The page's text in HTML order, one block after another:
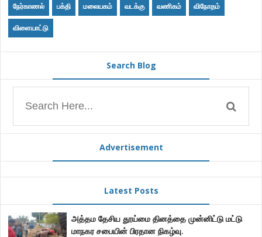
நேர்காணல் பக்தி மலையகம் வடக்கு வணிகம் விநோதம்
விளையாட்டு
Search Blog
Advertisement
Latest Posts
அத்தம தேசிய தூய்மை தினத்தை முன்னிட்டு மட்டு
மாநகர சபையின் பிரதான நிகழ்வு.